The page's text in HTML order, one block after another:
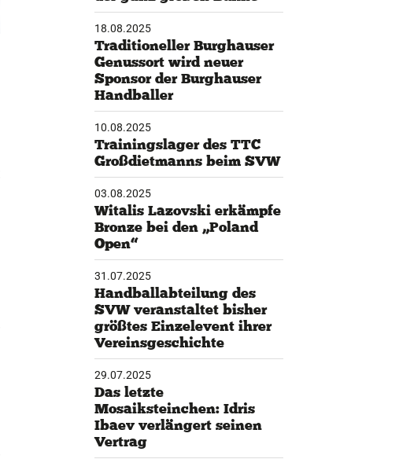
Traditioneller Burghauser
Genussort wird neuer
Sponsor der Burghauser
Handballer
Trainingslager des TTC
Großdietmanns beim SVW
Witalis Lazovski erkämpfe
Bronze bei den „Poland
Open“
Handballabteilung des
SVW veranstaltet bisher
größtes Einzelevent ihrer
Vereinsgeschichte
Das letzte
Mosaiksteinchen: Idris
Ibaev verlängert seinen
Vertrag